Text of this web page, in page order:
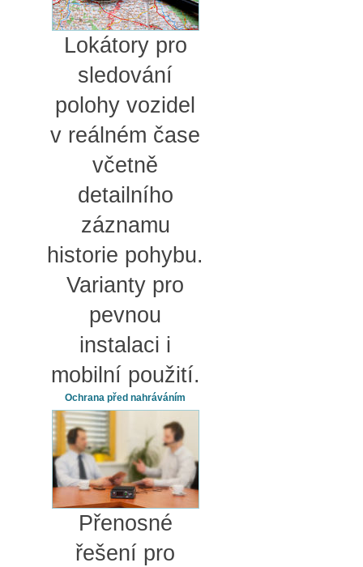
Lokátory pro
sledování
polohy vozidel
v reálném čase
včetně
detailního
záznamu
historie pohybu.
Varianty pro
pevnou
instalaci i
mobilní použití.
Ochrana před nahráváním
Přenosné
řešení pro